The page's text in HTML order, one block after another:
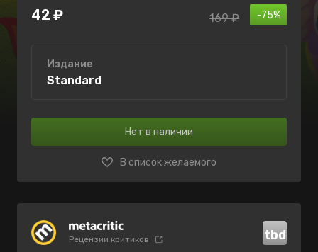
42 ₽ -75%
169 ₽
Издание
Standard
Нет в наличии
В список желаемого
Рецензии критиков tbd